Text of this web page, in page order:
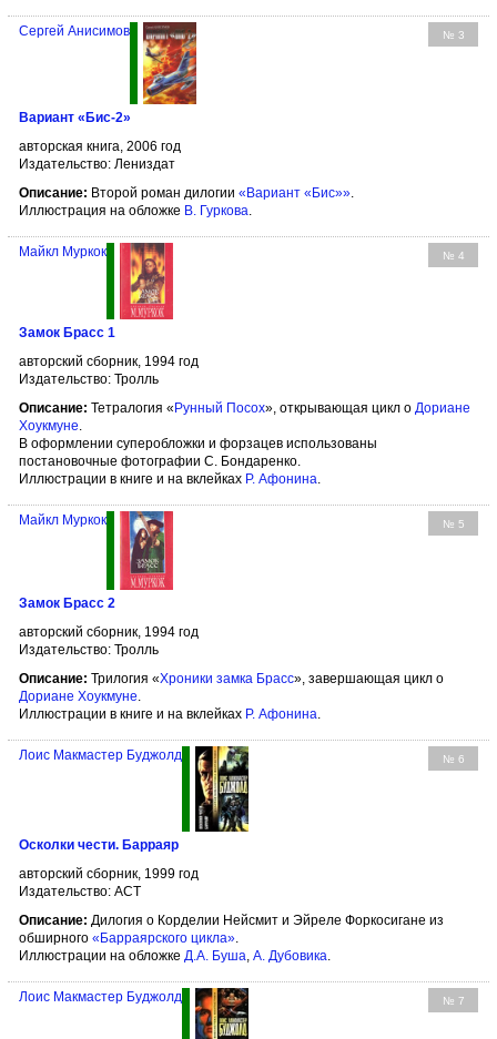
№ 3
Сергей Анисимов
Вариант «Бис-2»
авторская книга, 2006 год
Издательство: Лениздат
Описание: Второй роман дилогии «Вариант «Бис»»
Иллюстрация на обложке В. Гуркова
№ 4
Майкл Муркок
Замок Брасс 1
авторский сборник, 1994 год
Издательство: Тролль
Описание: Тетралогия « Рунный Посох», открывающая цикл о Дориане
Хоукмуне.
В оформлении суперобложки и форзацев использованы
постановочные фотографии С. Бондаренко.
Иллюстрации в книге и на вклейках Р. Афонина.
№ 5
Майкл Муркок
Замок Брасс 2
авторский сборник, 1994 год
Издательство: Тролль
Описание: Трилогия «Хроники замка Брасс», завершающая цикл о
Дориане Хоукмуне
Иллюстрации в книге и на вклейках Р. Афонина
№ 6
Лоис Макмастер Буджолд
Осколки чести. Барраяр
авторский сборник, 1999 год
Издательство: АСТ
Описание: Дилогия о Корделии Нейсмит и Эйреле Форкосигане из
обширного «Барраярского цикла».
Иллюстрации на обложке Д.А. Буша, А. Дубовика.
№ 7
Лоис Макмастер Буджолд